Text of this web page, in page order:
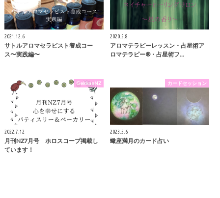
2021.12.6
サトルアロマセラピスト養成コー
ス〜実践編〜
2020.5.8
アロマテラピーレッスン・占星術ア
ロマテラピー®️・占星術フ…
GekkanNZ
2022.7.12
月刊NZ7月号 ホロスコープ掲載し
ています！
カードセッション
2023.5.6
蠍座満月のカード占い